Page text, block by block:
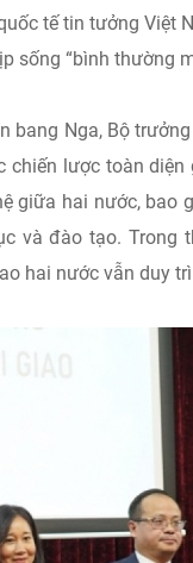
tế tin tưởng
sống “bình thường
bang Nga, Bộ
lược toàn
giữa hai nước, bao
và đào tạo.
hai nước vẫn duy